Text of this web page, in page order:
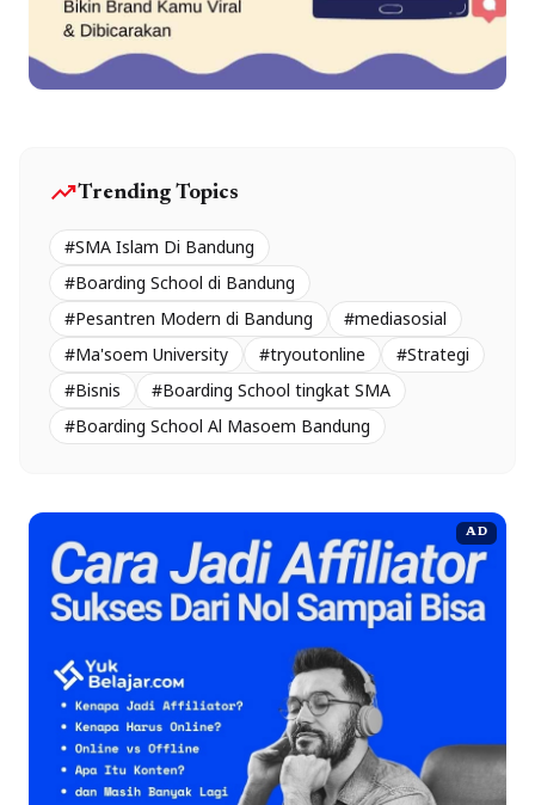
trending_upTrending Topics
#SMA Islam Di Bandung
#Boarding School di Bandung
#Pesantren Modern di Bandung
#mediasosial
#Ma'soem University
#tryoutonline
#Strategi
#Bisnis
#Boarding School tingkat SMA
#Boarding School Al Masoem Bandung
AD